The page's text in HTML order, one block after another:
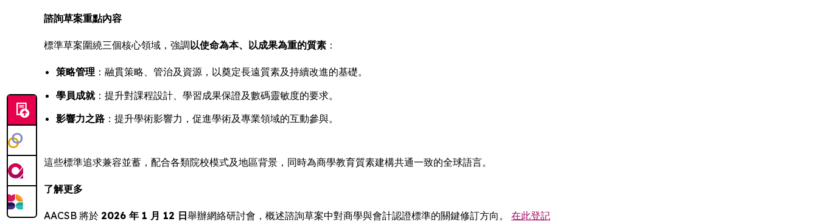
諮詢草案重點內容
標準草案圍繞三個核心領域，強調以使命為本、以成果為重的質素 ：
策略管理 ：融貫策略、管治及資源，以奠定長遠質素及持續改進的基礎。
學員成就：提升對課程設計、學習成果保證及數碼靈敏度的要求。
影響力之路 ：提升學術影響力，促進學術及專業領域的互動參與。
這些標準追求兼容並蓄，配合各類院校模式及地區背景，同時為商學教育質素建構共通一致的全球語言。
了解更多
AACSB 將於 2026 年 1 月 12 日舉辦網絡研討會，概述諮詢草案中對商學與會計認證標準的關鍵修訂方向。 在此登記